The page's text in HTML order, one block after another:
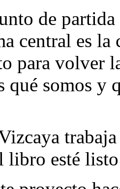
de
central es
para volver
qué somos y
libro esté